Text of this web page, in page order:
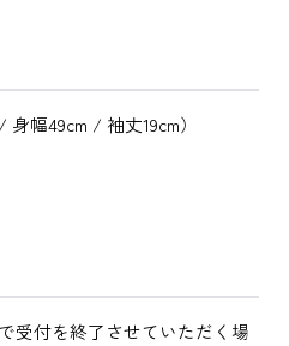
幅49cm / 袖丈19cm）
受付を終了させていただく場